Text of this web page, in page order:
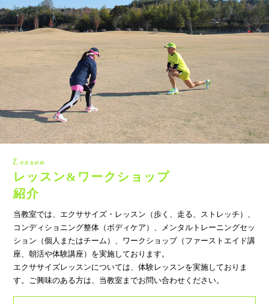
Lesson
レッスン&ワークショップ
紹介
当教室では、エクササイズ・レッスン（歩く、走る、ストレッチ）、
コンディショニング整体（ボディケア）、メンタルトレーニングセッ
ション（個人またはチーム）、ワークショップ（ファーストエイド講
座、朝活や体験講座）を実施しております。
エクササイズレッスンについては、体験レッスンを実施しておりま
す。ご興味のある方は、当教室までお問い合わせください。